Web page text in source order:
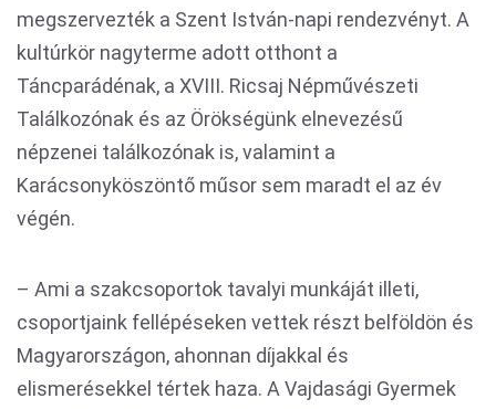
megszervezték a Szent István-napi rendezvényt. A
kultúrkör nagyterme adott otthont a
Táncparádénak, a XVIII. Ricsaj Népművészeti
Találkozónak és az Örökségünk elnevezésű
népzenei találkozónak is, valamint a
Karácsonyköszöntő műsor sem maradt el az év
végén.
– Ami a szakcsoportok tavalyi munkáját illeti,
csoportjaink fellépéseken vettek részt belföldön és
Magyarországon, ahonnan díjakkal és
elismerésekkel tértek haza. A Vajdasági Gyermek